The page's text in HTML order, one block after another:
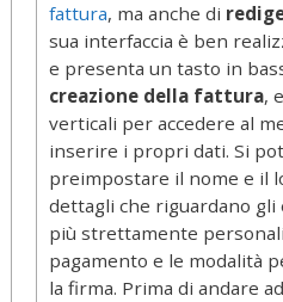
fattura, ma anche di
sua interfaccia è ben
e presenta un tasto in
creazione della fattura,
verticali per accedere al
inserire i propri dati. Si
preimpostare il nome e il
dettagli che riguardano
più strettamente
pagamento e le modalità
la firma. Prima di andare